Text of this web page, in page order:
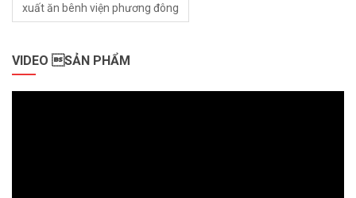
xuất ăn bênh viện phương đông
VIDEO SẢN PHẨM